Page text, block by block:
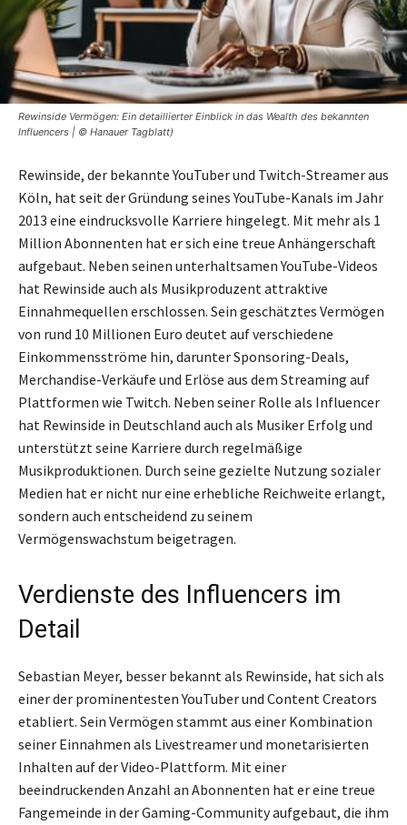
Rewinside Vermögen: Ein detaillierter Einblick in das Wealth des bekannten
Influencers | © Hanauer Tagblatt)
Rewinside, der bekannte YouTuber und Twitch-Streamer aus
Köln, hat seit der Gründung seines YouTube-Kanals im Jahr
2013 eine eindrucksvolle Karriere hingelegt. Mit mehr als 1
Million Abonnenten hat er sich eine treue Anhängerschaft
aufgebaut. Neben seinen unterhaltsamen YouTube-Videos
hat Rewinside auch als Musikproduzent attraktive
Einnahmequellen erschlossen. Sein geschätztes Vermögen
von rund 10 Millionen Euro deutet auf verschiedene
Einkommensströme hin, darunter Sponsoring-Deals,
Merchandise-Verkäufe und Erlöse aus dem Streaming auf
Plattformen wie Twitch. Neben seiner Rolle als Influencer
hat Rewinside in Deutschland auch als Musiker Erfolg und
unterstützt seine Karriere durch regelmäßige
Musikproduktionen. Durch seine gezielte Nutzung sozialer
Medien hat er nicht nur eine erhebliche Reichweite erlangt,
sondern auch entscheidend zu seinem
Vermögenswachstum beigetragen.
Verdienste des Influencers im
Detail
Sebastian Meyer, besser bekannt als Rewinside, hat sich als
einer der prominentesten YouTuber und Content Creators
etabliert. Sein Vermögen stammt aus einer Kombination
seiner Einnahmen als Livestreamer und monetarisierten
Inhalten auf der Video-Plattform. Mit einer
beeindruckenden Anzahl an Abonnenten hat er eine treue
Fangemeinde in der Gaming-Community aufgebaut, die ihm